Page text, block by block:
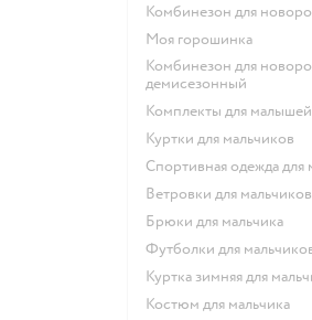
Комбинезон для
Моя горошинка
Комбинезон для новорожденных
демисезонный
Комплекты для малышей
Куртки для мальчиков
Спортивная одежда для
Ветровки для мальчиков
Брюки для мальчика
Футболки для
Куртка зимняя для
Костюм для мальчика